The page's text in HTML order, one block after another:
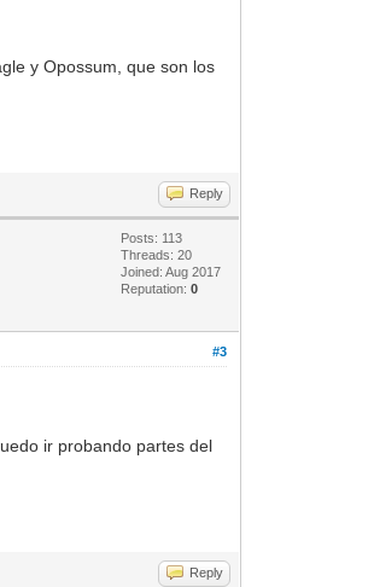
y Opossum, que son los
Reply
Posts: 113
Threads: 20
Joined: Aug 2017
Reputation:0
#3
ir probando partes del
Reply